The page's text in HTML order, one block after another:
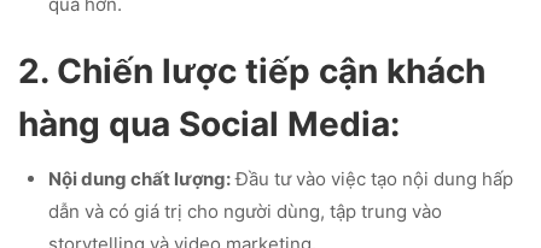
2. Chiến lược tiếp cận khách
hàng qua Social Media:
Nội dung chất lượng:Đầu tư vào việc tạo nội dung hấp
dẫn và có giá trị cho người dùng, tập trung vào